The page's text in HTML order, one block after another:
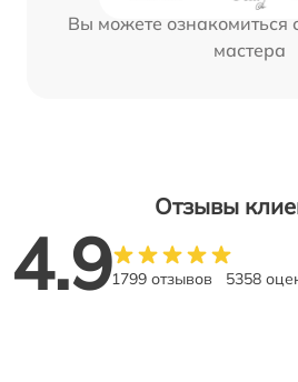
Вы можете ознакомиться
мастера
Отзывы
4.91799 отзывов 5358